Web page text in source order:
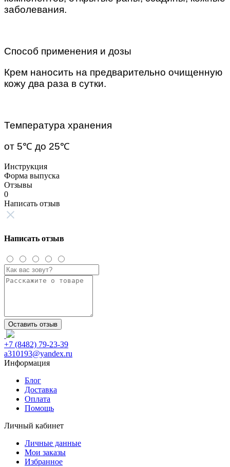
заболевания.
Способ применения и дозы
Крем наносить на предварительно очищенную
кожу два раза в сутки.
Температура хранения
от 5℃ до 25℃
Инструкция
Форма выпуска
Отзывы
0
Написать отзыв
Написать отзыв
Оставить отзыв
+7 (8482) 79-23-39
a310193@yandex.ru
Информация
Блог
Доставка
Оплата
Помощь
Личный кабинет
Личные данные
Мои заказы
Избранное